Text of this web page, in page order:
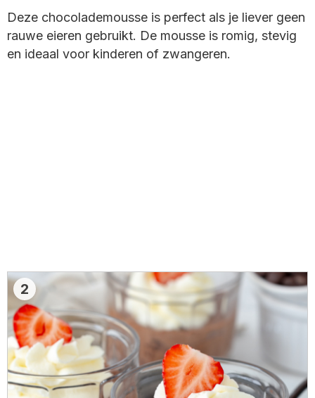
Deze chocolademousse is perfect als je liever geen
rauwe eieren gebruikt. De mousse is romig, stevig
en ideaal voor kinderen of zwangeren.
2